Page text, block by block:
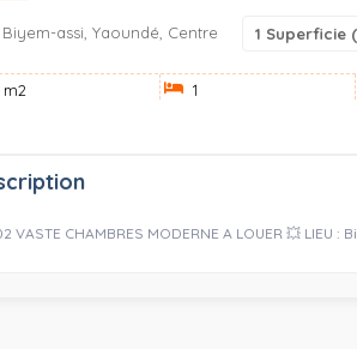
Biyem-assi, Yaoundé, Centre 1 Superficie
m2 1
VASTE CHAMBRES MODERNE A LOUER 💥